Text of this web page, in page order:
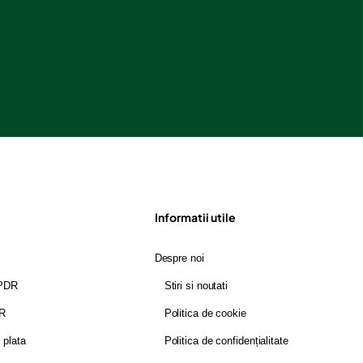
plata
Informatii utile
Despre noi
Stiri si noutati
Politica de cookie
Politica de confidențialitate